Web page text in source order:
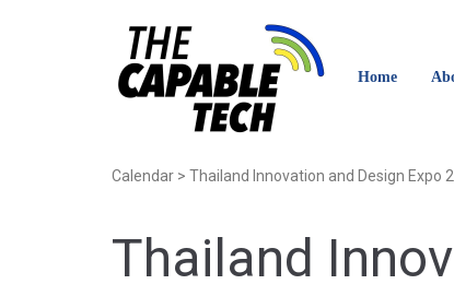
Home
Calendar > Thailand Innovation and Design Expo
Thailand